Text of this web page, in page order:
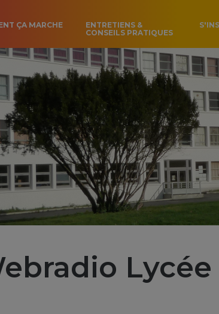
ÇA MARCHE
ENTRETIENS &
CONSEILS PRATIQUES